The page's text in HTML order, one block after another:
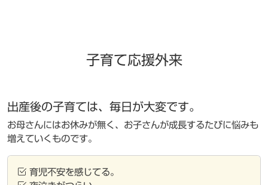
子育て応援外来
出産後の子育ては、毎日が大変です。
お母さんにはお休みが無く、お子さんが成長するたびに悩みも
増えていくものです。
育児不安を感じてる。